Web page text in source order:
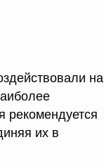
на
рекомендуется
их в